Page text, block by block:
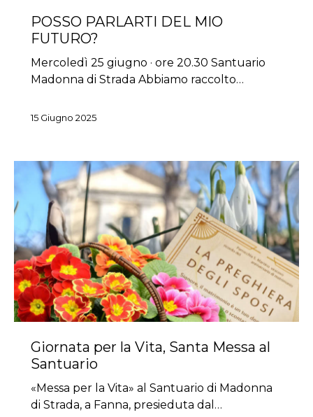
POSSO PARLARTI DEL MIO
FUTURO?
Mercoledì 25 giugno · ore 20.30 Santuario
Madonna di Strada Abbiamo raccolto…
15 Giugno 2025
Giornata per la Vita, Santa Messa al
Santuario
«Messa per la Vita» al Santuario di Madonna
di Strada, a Fanna, presieduta dal…